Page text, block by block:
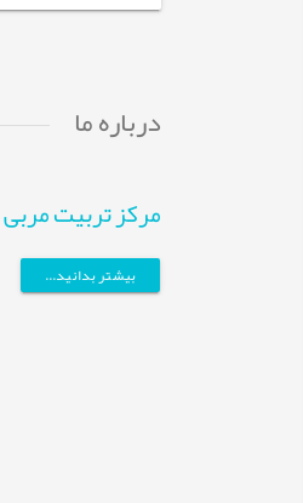
درباره ما
مرکز تربیت
بیشتر بدانید...